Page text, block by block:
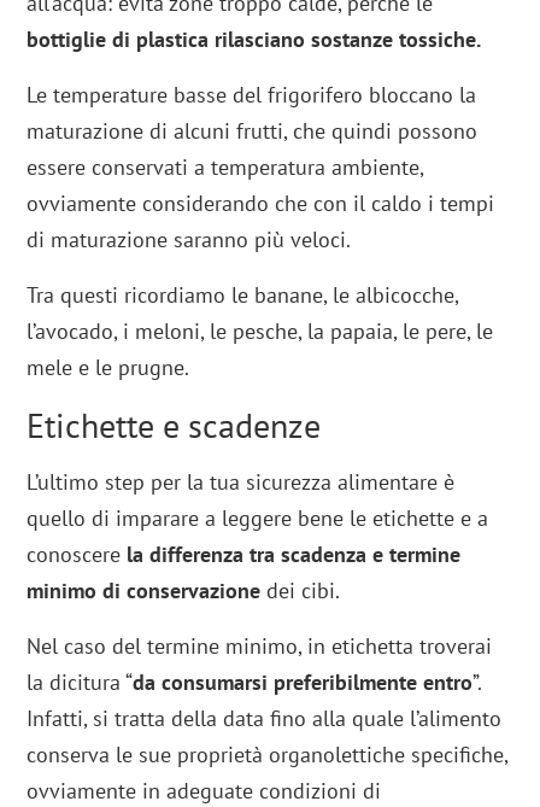
bottiglie di plastica rilasciano sostanze tossiche.
Le temperature basse del frigorifero bloccano la
maturazione di alcuni frutti, che quindi possono
essere conservati a temperatura ambiente,
ovviamente considerando che con il caldo i tempi
di maturazione saranno più veloci.
Tra questi ricordiamo le banane, le albicocche,
l’avocado, i meloni, le pesche, la papaia, le pere, le
mele e le prugne.
Etichette e scadenze
L’ultimo step per la tua sicurezza alimentare è
quello di imparare a leggere bene le etichette e a
conoscere la differenza tra scadenza e termine
minimo di conservazione dei cibi.
Nel caso del termine minimo, in etichetta troverai
la dicitura “da consumarsi preferibilmente entro”.
Infatti, si tratta della data fino alla quale l’alimento
conserva le sue proprietà organolettiche specifiche,
ovviamente in adeguate condizioni di